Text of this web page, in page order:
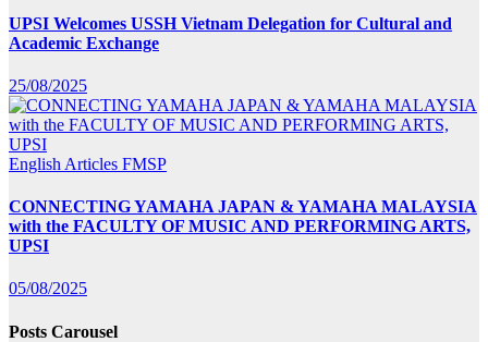
UPSI Welcomes USSH Vietnam Delegation for Cultural and
Academic Exchange
25/08/2025
English Articles FMSP
CONNECTING YAMAHA JAPAN & YAMAHA MALAYSIA
with the FACULTY OF MUSIC AND PERFORMING ARTS,
UPSI
05/08/2025
Posts Carousel